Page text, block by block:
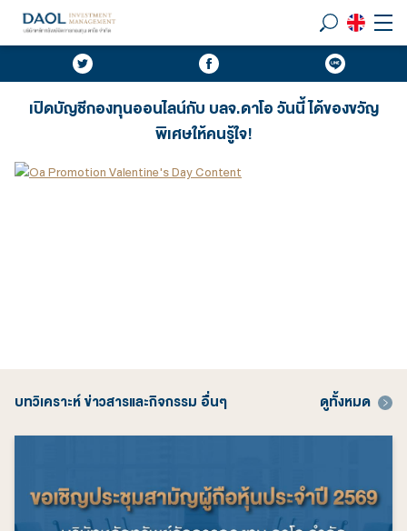
เปิดบัญชีกองทุนออนไลน์กับ บลจ.ดาโอ วันนี้ ได้ของขวัญ
พิเศษให้คนรู้ใจ!
บทวิเคราะห์ ข่าวสารและกิจกรรม อื่นๆ ดูทั้งหมด